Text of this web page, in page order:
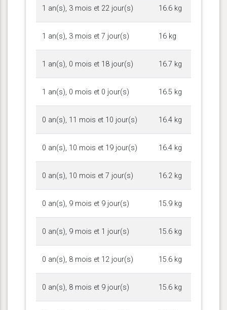
1 an(s), 3 mois et 22 jour(s) 16.6 kg
1 an(s), 3 mois et 7 jour(s) 16 kg
1 an(s), 0 mois et 18 jour(s) 16.7 kg
1 an(s), 0 mois et 0 jour(s) 16.5 kg
0 an(s), 11 mois et 10 jour(s) 16.4 kg
0 an(s), 10 mois et 19 jour(s) 16.4 kg
0 an(s), 10 mois et 7 jour(s) 16.2 kg
0 an(s), 9 mois et 9 jour(s) 15.9 kg
0 an(s), 9 mois et 1 jour(s) 15.6 kg
0 an(s), 8 mois et 12 jour(s) 15.6 kg
0 an(s), 8 mois et 9 jour(s) 15.6 kg